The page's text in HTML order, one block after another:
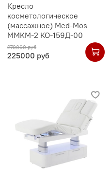
Кресло
косметологическое
(массажное) Med-Mos
ММКМ-2 КО-159Д-00
270000 руб
225000 руб